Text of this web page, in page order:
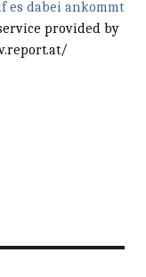
es dabei ankommt
provided by